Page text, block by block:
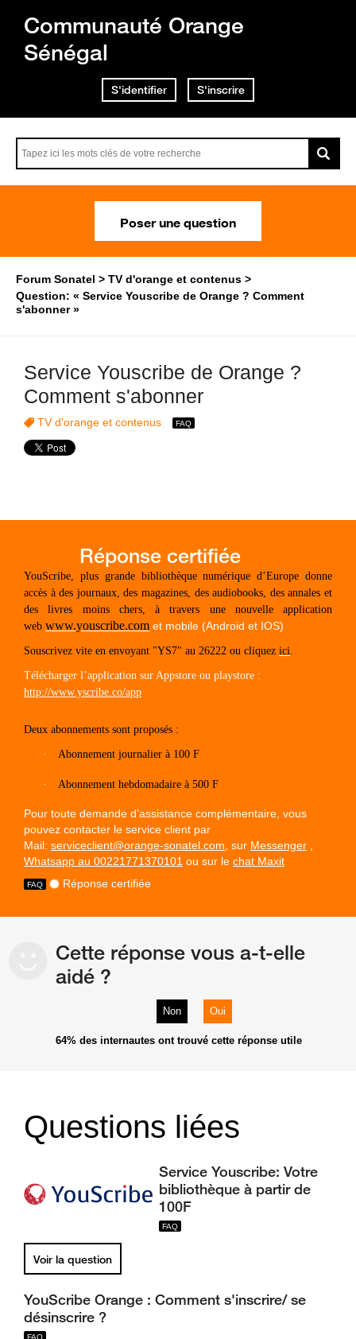
Communauté Orange
Sénégal
S'identifier S'inscrire
Poser une question
Forum Sonatel
TV d'orange et contenus
Question: « Service Youscribe de Orange ? Comment
s'abonner »
Service Youscribe de Orange ?
Comment s'abonner
TV d'orange et contenus
YouScribe, plus grande bibliothèque numérique d’Europe donne
accès à des journaux, des magazines, des audiobooks, des annales et
des livres moins chers, à travers une nouvelle application
web www.youscribe.com et mobile (Android et IOS)
Souscrivez vite en envoyant "YS7" au 26222 ou cliquez ici.
Télécharger l’application sur Appstore ou playstore :
http://www.yscribe.co/app
Deux abonnements sont proposés :
· Abonnement journalier à 100 F
· Abonnement hebdomadaire à 500 F
Pour toute demande d’assistance complémentaire, vous
pouvez contacter le service client par
Mail: serviceclient@orange-sonatel.com, sur Messenger ,
Whatsapp au 00221771370101 ou sur le chat Maxit
Réponse certifiée
Cette réponse vous a-t-elle
aidé ?
Non Oui
64% des internautes ont trouvé cette réponse utile
Questions liées
Service Youscribe: Votre
bibliothèque à partir de
100F
Voir la question
YouScribe Orange : Comment s'inscrire/ se
désinscrire ?